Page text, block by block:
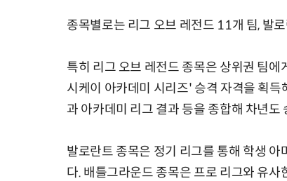
종목별로는 리그 오브 레전드 11개 팀, 발
특히 리그 오브 레전드 종목은 상위권 팀
시케이 아카데미 시리즈' 승격 자격을 획
과 아카데미 리그 결과 등을 종합해 차년도
발로란트 종목은 정기 리그를 통해 학생
다. 배틀그라운드 종목은 프로 리그와 유